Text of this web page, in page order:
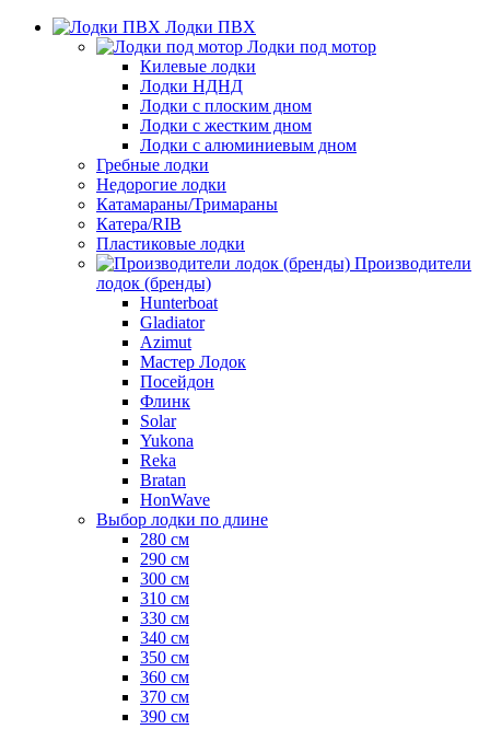
Лодки ПВХ
Лодки под мотор
Килевые лодки
Лодки НДНД
Лодки с плоским дном
Лодки с жестким дном
Лодки с алюминиевым дном
Гребные лодки
Недорогие лодки
Катамараны/Тримараны
Катера/RIB
Пластиковые лодки
Производители
лодок (бренды)
Hunterboat
Gladiator
Azimut
Мастер Лодок
Посейдон
Флинк
Solar
Yukona
Reka
Bratan
HonWave
Выбор лодки по длине
280 см
290 см
300 см
310 см
330 см
340 см
350 см
360 см
370 см
390 см